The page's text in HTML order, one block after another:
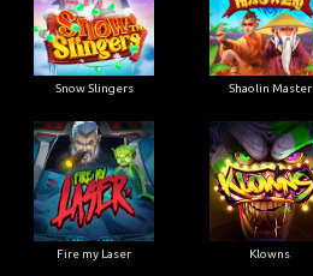
Snow Slingers Shaolin Master
Fire my Laser Klowns